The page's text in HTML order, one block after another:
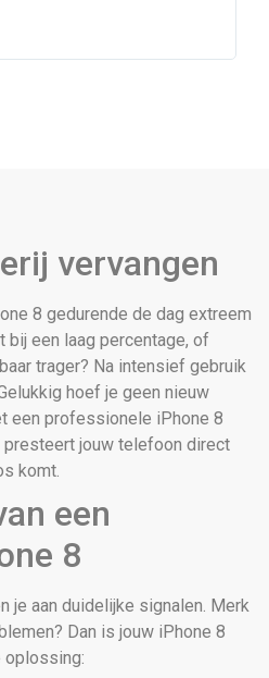
vervangen
8 gedurende de dag extreem
een laag percentage, of
trager? Na intensief gebruik
hoef je geen nieuw
een professionele iPhone 8
presteert jouw telefoon direct
komt.
een
8
je aan duidelijke signalen. Merk
Dan is jouw iPhone 8
oplossing: